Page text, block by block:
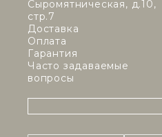
Сыромятническая, д.10,
стр.7
Доставка
Оплата
Гарантия
Часто задаваемые
вопросы